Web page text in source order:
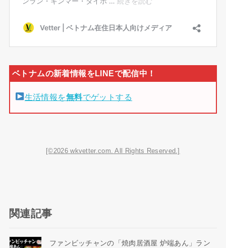
生活情報を無料でゲットする
[©2026 wkvetter.com. All Rights Reserved.]
関連記事
ファンビッチャンの「焼肉居酒屋 炉端あん」ラン